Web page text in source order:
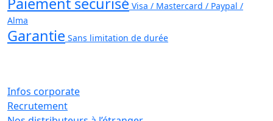
Visa / Mastercard / Paypal /
Alma
Garantie Sans limitation de durée
Infos corporate
Recrutement